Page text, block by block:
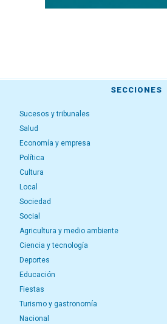
SECCIONES
Sucesos y tribunales
Salud
Economía y empresa
Política
Cultura
Local
Sociedad
Social
Agricultura y medio ambiente
Ciencia y tecnología
Deportes
Educación
Fiestas
Turismo y gastronomía
Nacional